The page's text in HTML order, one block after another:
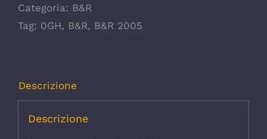
Categoria: B&R
Tag: 0GH, B&R, B&R 2005
Descrizione
Descrizione